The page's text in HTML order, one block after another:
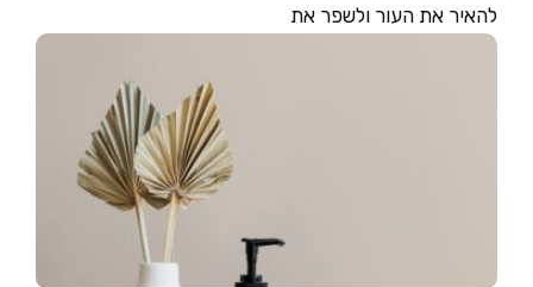
להאיר את העור ולשפר את